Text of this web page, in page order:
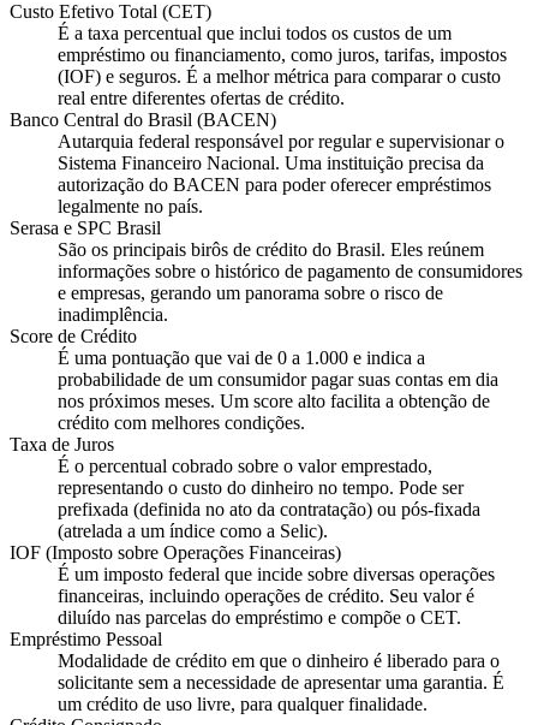
Custo Efetivo Total (CET)
É a taxa percentual que inclui todos os custos de um
empréstimo ou financiamento, como juros, tarifas, impostos
(IOF) e seguros. É a melhor métrica para comparar o custo
real entre diferentes ofertas de crédito.
Banco Central do Brasil (BACEN)
Autarquia federal responsável por regular e supervisionar o
Sistema Financeiro Nacional. Uma instituição precisa da
autorização do BACEN para poder oferecer empréstimos
legalmente no país.
Serasa e SPC Brasil
São os principais birôs de crédito do Brasil. Eles reúnem
informações sobre o histórico de pagamento de consumidores
e empresas, gerando um panorama sobre o risco de
inadimplência.
Score de Crédito
É uma pontuação que vai de 0 a 1.000 e indica a
probabilidade de um consumidor pagar suas contas em dia
nos próximos meses. Um score alto facilita a obtenção de
crédito com melhores condições.
Taxa de Juros
É o percentual cobrado sobre o valor emprestado,
representando o custo do dinheiro no tempo. Pode ser
prefixada (definida no ato da contratação) ou pós-fixada
(atrelada a um índice como a Selic).
IOF (Imposto sobre Operações Financeiras)
É um imposto federal que incide sobre diversas operações
financeiras, incluindo operações de crédito. Seu valor é
diluído nas parcelas do empréstimo e compõe o CET.
Empréstimo Pessoal
Modalidade de crédito em que o dinheiro é liberado para o
solicitante sem a necessidade de apresentar uma garantia. É
um crédito de uso livre, para qualquer finalidade.